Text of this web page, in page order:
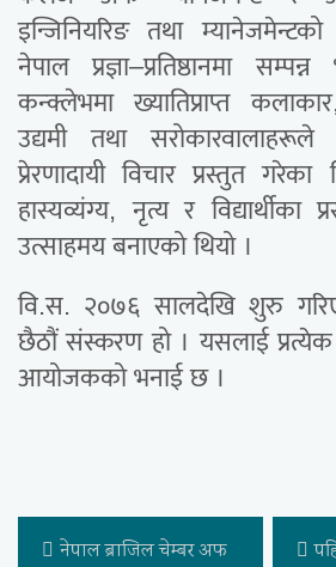
इन्जिनियरिङ तथा
नेपाल प्रज्ञा–प्रतिष्ठानमा
कन्क्लेभमा ख्यातिप्राप्त
उद्यमी तथा
प्रेरणादायी विचार प्रस्तुत
हास्यव्यंग्य, नृत्य र विद्यार्थीका
उत्साहमय बनाएको थियो ।
वि.स. २०७६ सालदेखि शुरु
छैठौं संस्करण हो । यसलाई प्रत्येक
आयोजकको भनाई छ ।
नेपाल ब्राजिल चेम्बर अफ